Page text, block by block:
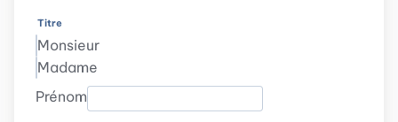
Titre
Monsieur
Madame
Prénom